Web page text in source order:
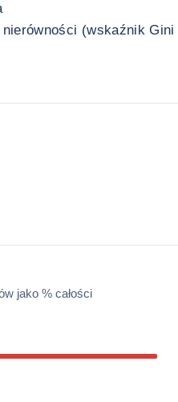
(wskaźnik Gini
jako % całości